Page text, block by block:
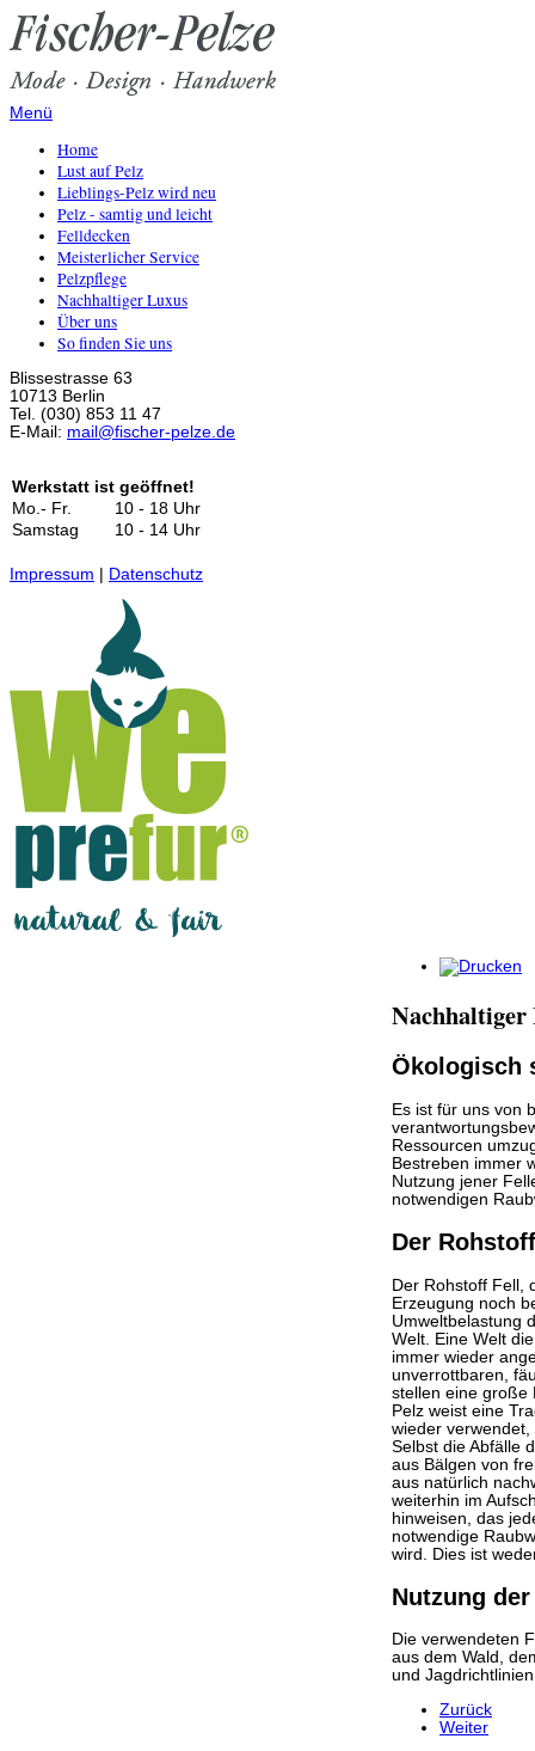
Menü
Home
Lust auf Pelz
Lieblings-Pelz wird neu
Pelz - samtig und leicht
Felldecken
Meisterlicher Service
Pelzpflege
Nachhaltiger Luxus
Über uns
So finden Sie uns
Blissestrasse 63
10713 Berlin
Tel. (030) 853 11 47
E-Mail: mail@fischer-pelze.de
Werkstatt ist geöffnet!
Mo.- Fr.
10 - 18 Uhr
Samstag
10 - 14 Uhr
Impressum Datenschutz
Nachhaltiger
Ökologisch
Es ist für uns von
Ressourcen
Bestreben immer
Nutzung jener
notwendigen
Der Rohstoff
Der Rohstoff Fell,
Erzeugung noch
Umweltbelastung
Welt. Eine Welt
immer wieder
unverrottbaren,
stellen eine große
Pelz weist eine
wieder
Selbst die Abfälle
aus Bälgen von
aus natürlich
weiterhin im
hinweisen, das
notwendige
wird. Dies ist
Nutzung
Die verwendeten
aus dem Wald,
und
Zurück
Weiter